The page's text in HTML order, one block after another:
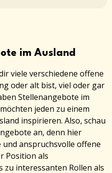
im Ausland
viele verschiedene offene
oder alt bist, viel oder gar
Stellenangebote im
jeden zu einem
inspirieren. Also, schau
an, denn hier
anspruchsvolle offene
Position als
interessanten Rollen als